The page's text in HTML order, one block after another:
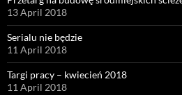
13 April 2018
Serialu nie będzie
11 April 2018
Targi pracy – kwiecień 2018
11 April 2018